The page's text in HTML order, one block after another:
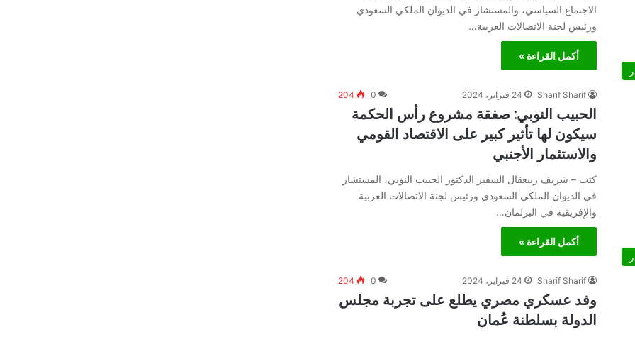
الاجتماع السياسي، والمستشار في الديوان الملكي السعودي
ورئيس لجنة الاتصالات العربية…
أكمل القراءة »
Sharif Sharif 24 فبراير، 2024 0
204
الحبيب النوبي: صفقة مشروع رأس الحكمة
سيكون لها تأثير كبير على الاقتصاد القومي
والاستثمار الأجنبي
كتب – شريف ربيعقال السفير الدكتور الحبيب النوبي، المستشار
في الديوان الملكي السعودي ورئيس لجنة الاتصالات العربية
والإفريقية في البرلمان…
أكمل القراءة »
Sharif Sharif 24 فبراير، 2024 0
204
وفد عسكري مصري يطلع على تجربة مجلس
الدولة بسلطنة عُمان